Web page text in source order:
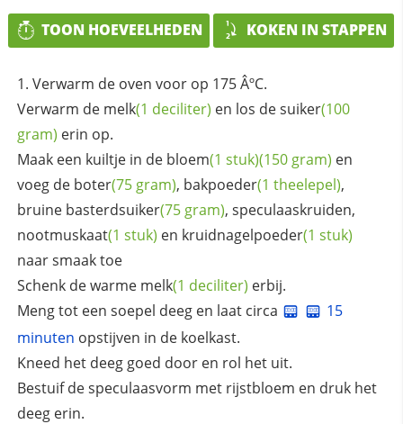
TOON HOEVEELHEDEN KOKEN IN STAPPEN
Verwarm de oven voor op 175 ÂºC.
Verwarm de melk(1 deciliter) en los desuiker(100
gram) erin op.
Maak een kuiltje in de bloem(1 stuk)(150 gram) en
voeg de boter(75 gram), bakpoeder(1 theelepel),
bruine basterdsuiker(75 gram), speculaaskruiden,
nootmuskaat(1 stuk) en kruidnagelpoeder(1 stuk)
naar smaak toe
Schenk de warme melk(1 deciliter) erbij.
Meng tot een soepel deeg en laat circa
15
minuten opstijven in de koelkast.
Kneed het deeg goed door en rol het uit.
Bestuif de speculaasvorm met rijstbloem en druk het
deeg erin.